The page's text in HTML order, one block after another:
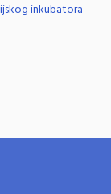
inkubatora